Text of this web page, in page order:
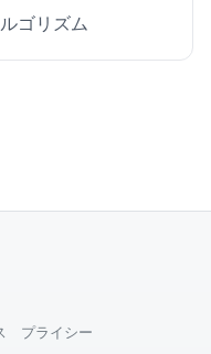
ゴリズム
プライシー